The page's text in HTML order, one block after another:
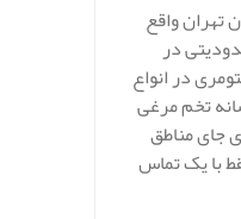
تهران واقع
در
در انواع
تخم مرغی
جای مناطق
با یک تماس